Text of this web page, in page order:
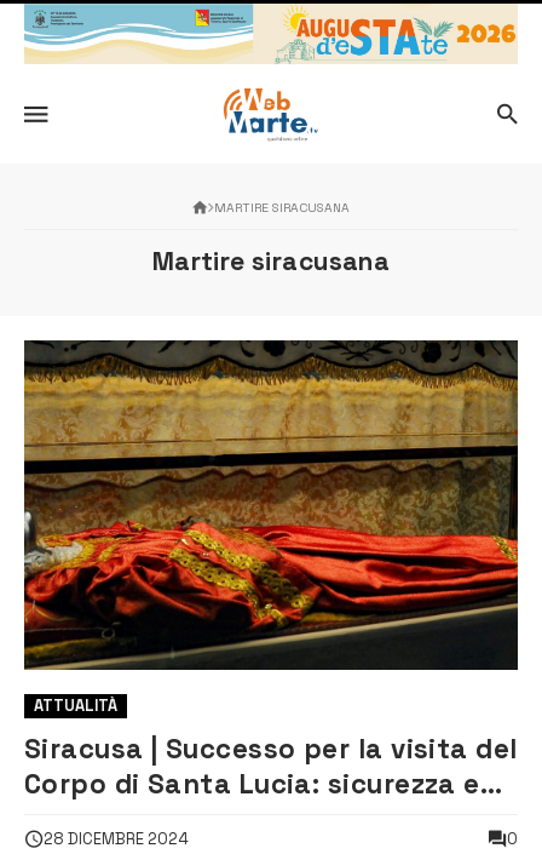
MARTIRE SIRACUSANA
Martire siracusana
ATTUALITÀ
Siracusa | Successo per la visita del
Corpo di Santa Lucia: sicurezza e
28 DICEMBRE 2024 0